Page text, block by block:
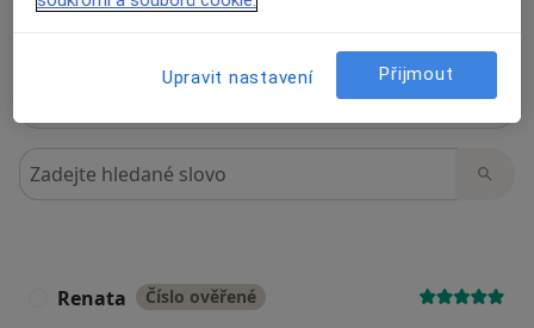
Hledejte v názorech
Renata Číslo ověřené
Upravit nastavení Přijmout